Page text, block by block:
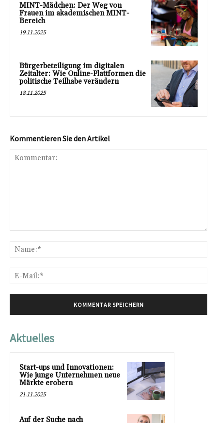
MINT-Mädchen: Der Weg von
Frauen im akademischen MINT-
Bereich
19.11.2025
Bürgerbeteiligung im digitalen
Zeitalter: Wie Online-Plattformen die
politische Teilhabe verändern
18.11.2025
Kommentieren Sie den Artikel
Aktuelles
Start-ups und Innovationen:
Wie junge Unternehmen neue
Märkte erobern
21.11.2025
Auf der Suche nach